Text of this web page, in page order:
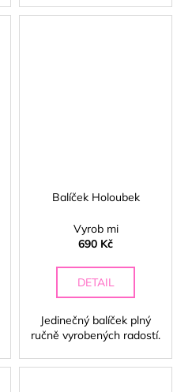
Balíček Holoubek
Vyrob mi
690 Kč
DETAIL
Jedinečný balíček plný
ručně vyrobených radostí.